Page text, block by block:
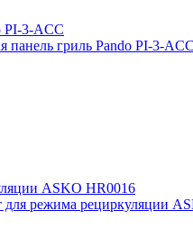
панель гриль Pando PI-3-ACC
для режима рециркуляции